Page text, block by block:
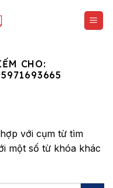
CHO:
với cụm từ tìm
một số từ khóa khác